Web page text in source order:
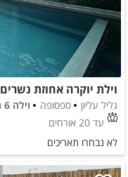
וילת יוקרה אחוזת נשרים
גליל עליון ספסופה
וילה 6 חדרים
עד 20 אורחים
לא נבחרו תאריכים